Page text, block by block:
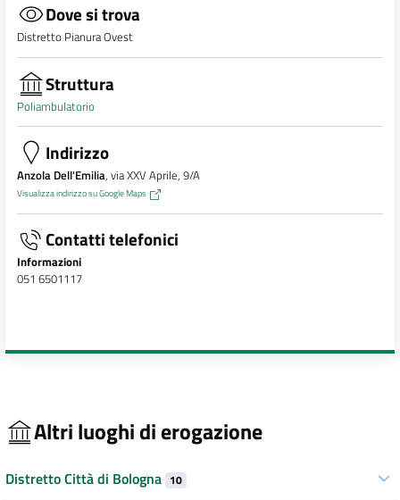
Dove si trova
Distretto Pianura Ovest
Struttura
Poliambulatorio
Indirizzo
Anzola Dell'Emilia, via XXV Aprile, 9/A
Visualizza indirizzo su Google Maps
Contatti telefonici
Informazioni
051 6501117
Altri luoghi di erogazione
Distretto Città di Bologna 10